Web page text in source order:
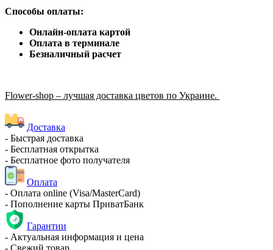
Способы оплаты:
Онлайн-оплата картой
Оплата в терминале
Безналичный расчет
Flower-shop – лучшая доставка цветов по Украине.
Доставка
- Быстрая доставка
- Бесплатная открытка
- Бесплатное фото получателя
Оплата
- Оплата online (Visa/MasterCard)
- Пополнение карты ПриватБанк
Гарантии
- Актуальная информация и цена
- Свежий товар